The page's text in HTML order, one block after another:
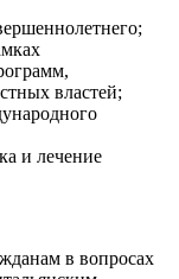
властей;
и лечение
в вопросах